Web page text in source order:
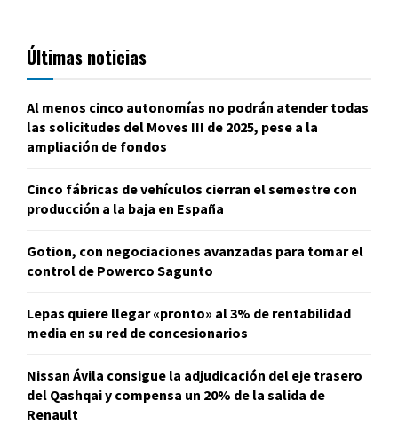
Últimas noticias
Al menos cinco autonomías no podrán atender todas
las solicitudes del Moves III de 2025, pese a la
ampliación de fondos
Cinco fábricas de vehículos cierran el semestre con
producción a la baja en España
Gotion, con negociaciones avanzadas para tomar el
control de Powerco Sagunto
Lepas quiere llegar «pronto» al 3% de rentabilidad
media en su red de concesionarios
Nissan Ávila consigue la adjudicación del eje trasero
del Qashqai y compensa un 20% de la salida de
Renault